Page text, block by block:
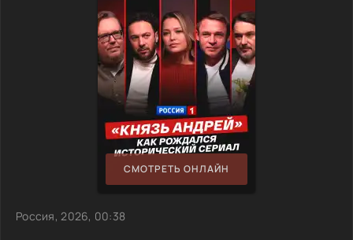
СМОТРЕТЬ ОНЛАЙН
Россия, 2026, 00:38